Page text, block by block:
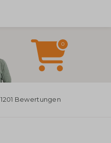
0
1201 Bewertungen